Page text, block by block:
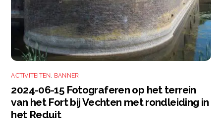
ACTIVITEITEN, BANNER
2024-06-15 Fotograferen op het terrein
van het Fort bij Vechten met rondleiding in
het Reduit